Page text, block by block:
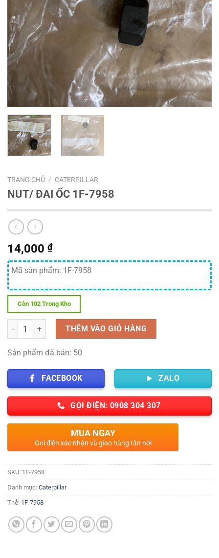
TRANG CHỦ / CATERPILLAR
NUT/ ĐAI ỐC 1F-7958
14,000 ₫
Mã sản phẩm: 1F-7958
Còn 102 Trong Kho
Số lượng THÊM VÀO GIỎ HÀNG
Sản phẩm đã bán: 50
FACEBOOK ZALO
GỌI ĐIỆN: 0908 304 307
MUA NGAY
Gọi điện xác nhận và giao hàng tận nơi
SKU: 1F-7958
Danh mục: Caterpillar
Thẻ: 1F-7958